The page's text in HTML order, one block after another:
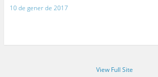
10 de gener de 2017
View Full Site